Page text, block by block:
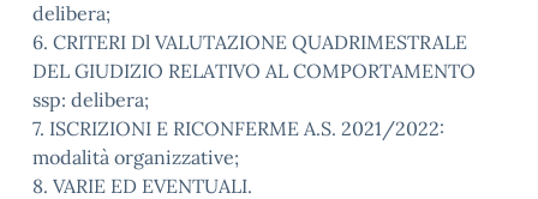
delibera;
6. CRITERI Dl VALUTAZIONE QUADRIMESTRALE
DEL GIUDIZIO RELATIVO AL COMPORTAMENTO
ssp: delibera;
7. ISCRIZIONI E RICONFERME A.S. 2021/2022:
modalità organizzative;
8. VARIE ED EVENTUALI.